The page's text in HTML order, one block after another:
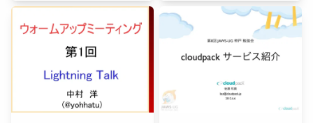
ワーク